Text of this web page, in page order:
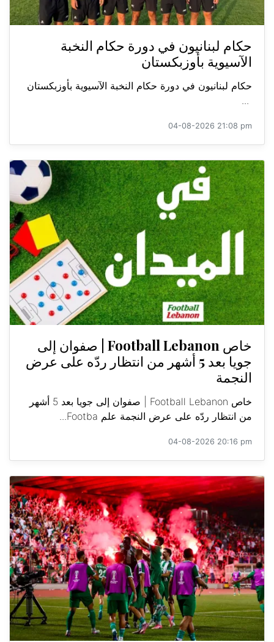
حكام لبنانيون في دورة حكام النخبة
الآسيوية بأوزبكستان
حكام لبنانيون في دورة حكام النخبة الآسيوية بأوزبكستان
...
04-08-2026 21:08 pm
خاص Football Lebanon | صفوان إلى
جويا بعد 5 أشهر من انتظار ردّه على عرض
النجمة
خاص Football Lebanon | صفوان إلى جويا بعد 5 أشهر
من انتظار ردّه على عرض النجمة علم Footba...
04-08-2026 20:16 pm